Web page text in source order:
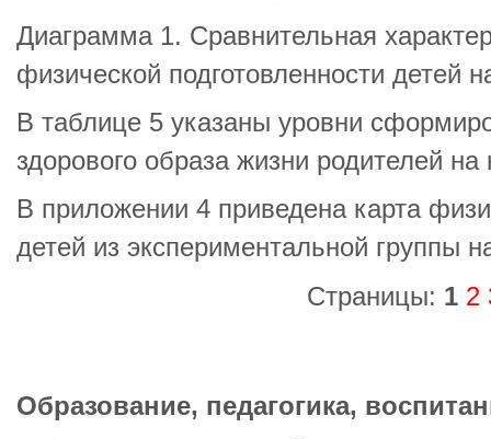
Диаграмма 1. Сравнительная
физической подготовленности детей
В таблице 5 указаны уровни
здорового образа жизни родителей на
В приложении 4 приведена карта
детей из экспериментальной группы
Страницы: 1 2
Образование, педагогика,